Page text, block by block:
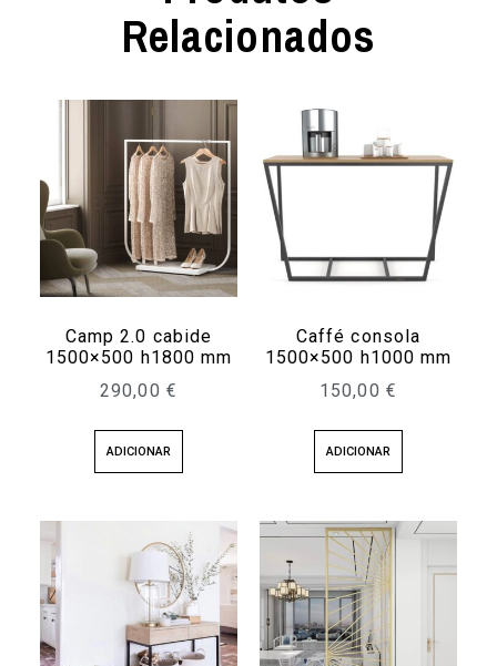
Relacionados
Camp 2.0 cabide
1500×500 h1800 mm
290,00 €
ADICIONAR
Caffé consola
1500×500 h1000 mm
150,00 €
ADICIONAR